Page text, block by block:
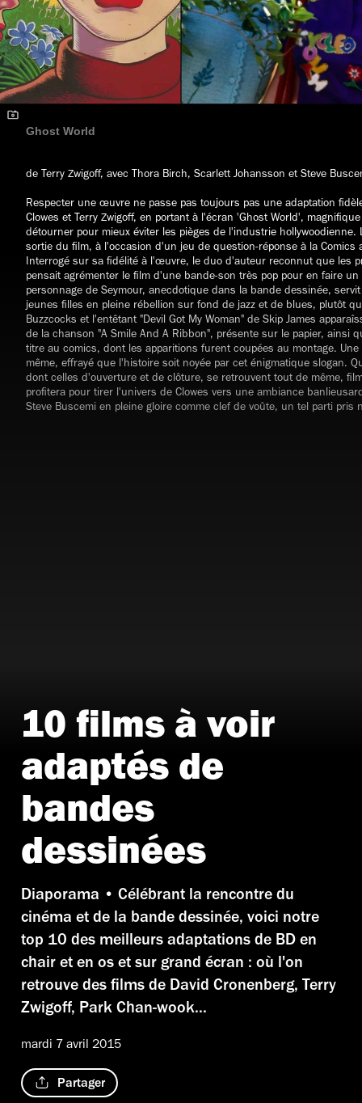
Ghost World
de Terry Zwigoff, avec Thora Birch, Scarlett Johansson et Steve
Respecter une œuvre ne passe pas toujours pas une adaptation
Clowes et Terry Zwigoff, en portant à l'écran 'Ghost World',
détourner pour mieux éviter les pièges de l'industrie
sortie du film, à l'occasion d'un jeu de question-réponse à la Comics
Interrogé sur sa fidélité à l'œuvre, le duo d'auteur reconnut que les
pensait agrémenter le film d'une bande-son très pop pour en faire un
personnage de Seymour, anecdotique dans la bande dessinée,
jeunes filles en pleine rébellion sur fond de jazz et de blues, plutôt
Buzzcocks et l'entêtant "Devil Got My Woman" de Skip James
de la chanson "A Smile And A Ribbon", présente sur le papier, ainsi
titre au comics, dont les apparitions furent coupées au montage.
même, effrayé que l'histoire soit noyée par cet énigmatique slogan.
dont celles d'ouverture et de clôture, se retrouvent tout de même,
profitera pour tirer l'univers de Clowes vers une ambiance
Steve Buscemi en pleine gloire comme clef de voûte, un tel parti pris
10 films à voir
adaptés de
bandes
dessinées
Diaporama • Célébrant la rencontre du
cinéma et de la bande dessinée, voici notre
top 10 des meilleurs adaptations de BD en
chair et en os et sur grand écran : où l'on
retrouve des films de David Cronenberg, Terry
Zwigoff, Park Chan-wook...
mardi 7 avril 2015
Partager